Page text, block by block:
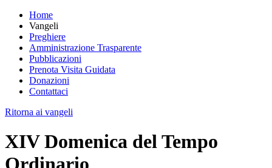
Home
Vangeli
Preghiere
Amministrazione Trasparente
Pubblicazioni
Prenota Visita Guidata
Donazioni
Contattaci
Ritorna ai vangeli
XIV Domenica del Tempo